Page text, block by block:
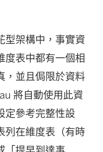
型架構中，事實資
度表中都有一個相
，並且侷限於資料
將自動使用此資
定參考完整性設
列在維度表（有時